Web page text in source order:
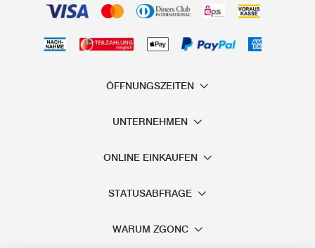
ÖFFNUNGSZEITEN
UNTERNEHMEN
ONLINE EINKAUFEN
STATUSABFRAGE
WARUM ZGONC